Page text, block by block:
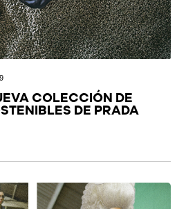
COLECCIÓN DE
DE PRADA